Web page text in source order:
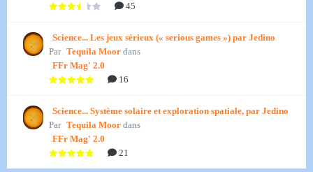
45
Science... Les jeux sérieux (« serious games ») par Jedino
Par Tequila Moor dans
FFr Mag' 2.0
16
Science... Système solaire et exploration spatiale, par Jedino
Par Tequila Moor dans
FFr Mag' 2.0
21